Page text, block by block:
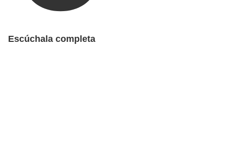
Escúchala completa